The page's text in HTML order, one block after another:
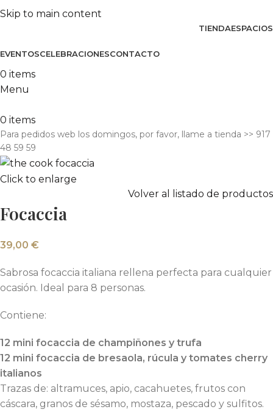
Skip to main content
TIENDAESPACIOS
EVENTOSCELEBRACIONESCONTACTO
0 items
Menu
0 items
Para pedidos web los domingos, por favor, llame a tienda​ >> 917
48 59 59
Click to enlarge
Volver al listado de productos
Focaccia
39,00 €
Sabrosa focaccia italiana rellena perfecta para cualquier
ocasión. Ideal para 8 personas.
Contiene:
12 mini focaccia de champiñones y trufa
12 mini focaccia de bresaola, rúcula y tomates cherry
italianos
Trazas de: altramuces, apio, cacahuetes, frutos con
cáscara, granos de sésamo, mostaza, pescado y sulfitos.